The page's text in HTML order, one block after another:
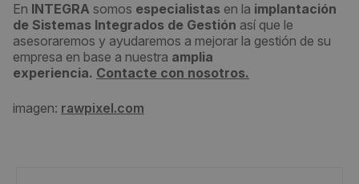
En INTEGRA somos especialistas en la implantación
de Sistemas Integrados de Gestión así que le
asesoraremos y ayudaremos a mejorar la gestión de su
empresa en base a nuestra amplia
experiencia. Contacte con nosotros.
imagen: rawpixel.com